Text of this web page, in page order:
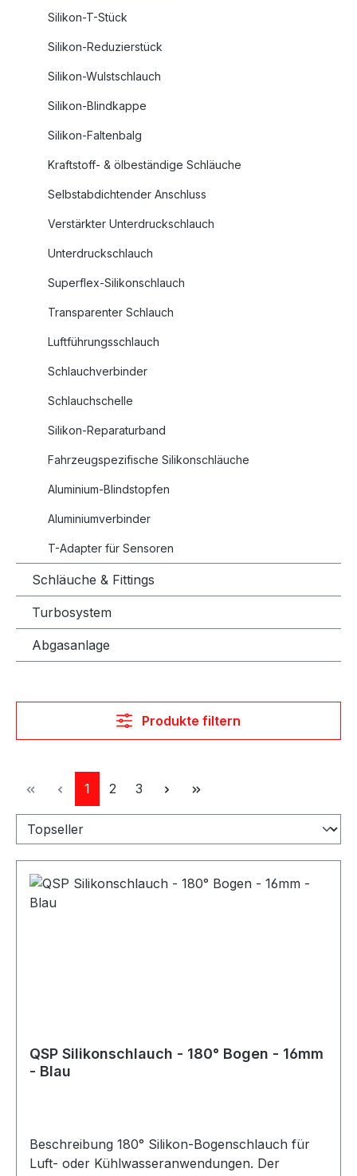
Silikon-T-Stück
Silikon-Reduzierstück
Silikon-Wulstschlauch
Silikon-Blindkappe
Silikon-Faltenbalg
Kraftstoff- & ölbeständige Schläuche
Selbstabdichtender Anschluss
Verstärkter Unterdruckschlauch
Unterdruckschlauch
Superflex-Silikonschlauch
Transparenter Schlauch
Luftführungsschlauch
Schlauchverbinder
Schlauchschelle
Silikon-Reparaturband
Fahrzeugspezifische Silikonschläuche
Aluminium-Blindstopfen
Aluminiumverbinder
T-Adapter für Sensoren
Schläuche & Fittings
Turbosystem
Abgasanlage
Produkte filtern
Seite
1 Seite
2 Seite
3
QSP Silikonschlauch - 180° Bogen - 16mm
- Blau
Beschreibung 180° Silikon-Bogenschlauch für
Luft- oder Kühlwasseranwendungen. Der